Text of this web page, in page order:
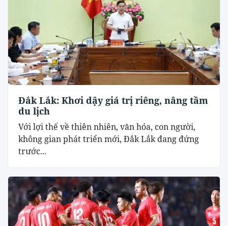
Đắk Lắk: Khơi dậy giá trị riêng, nâng tầm
du lịch
Với lợi thế về thiên nhiên, văn hóa, con người,
không gian phát triển mới, Đắk Lắk đang đứng
trước...